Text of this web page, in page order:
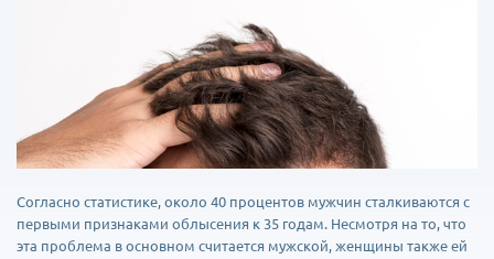
Согласно статистике, около 40 процентов мужчин сталкиваются с
первыми признаками облысения к 35 годам. Несмотря на то, что
эта проблема в основном считается мужской, женщины также ей